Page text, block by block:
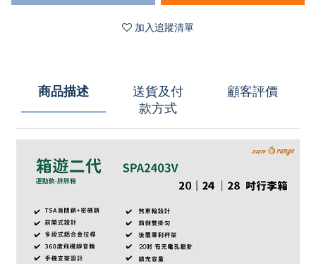
加入追蹤清單
商品描述
送貨及付
款方式
顧客評價